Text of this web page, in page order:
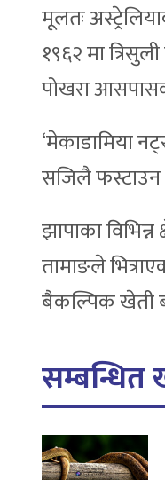
मूलतः
१९६२ मा
पोखरा
‘मेकाडामिया
सजिलै फस्टाउन
झापाका
तामाङले
बैकल्पिक खेती
सम्बन्धित